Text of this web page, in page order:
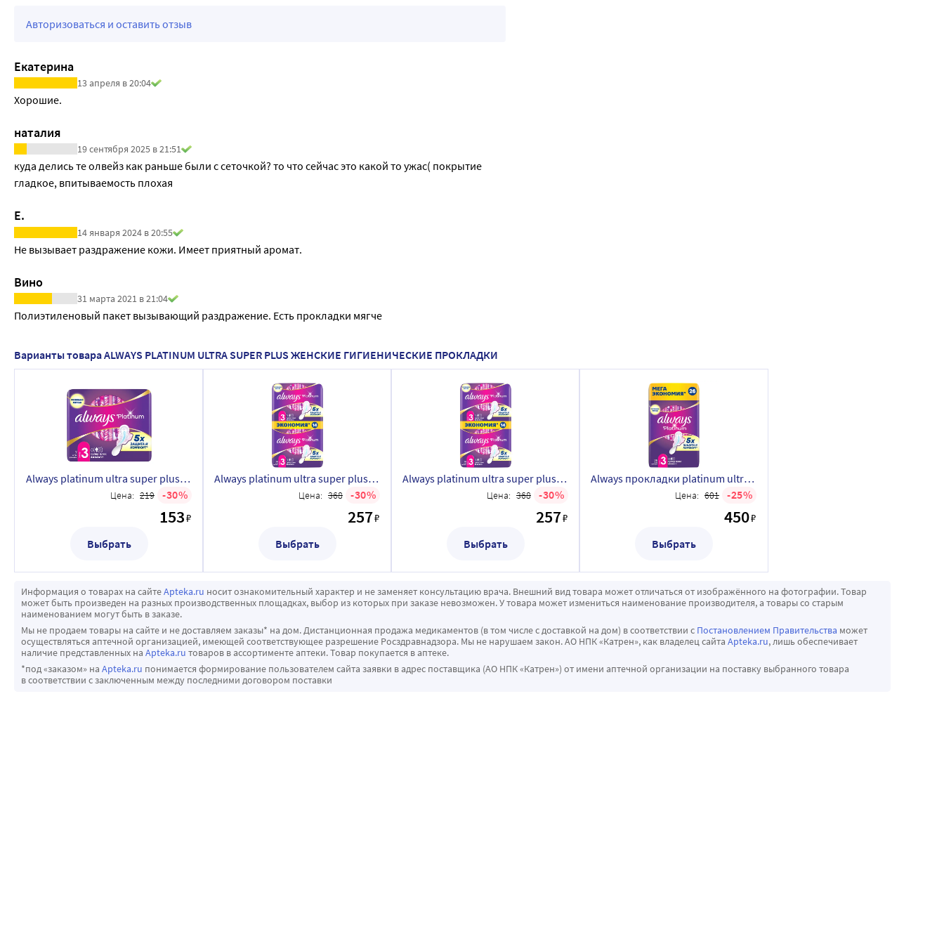
Авторизоваться и оставить отзыв
Екатерина
13 апреля в 20:04
Хорошие.
наталия
19 сентября 2025 в 21:51
куда делись те олвейз как раньше были с сеточкой? то что сейчас это какой то ужас( покрытие
гладкое, впитываемость плохая
Е.
14 января 2024 в 20:55
Не вызывает раздражение кожи. Имеет приятный аромат.
Вино
31 марта 2021 в 21:04
Полиэтиленовый пакет вызывающий раздражение. Есть прокладки мягче
Варианты товара ALWAYS PLATINUM ULTRA SUPER PLUS ЖЕНСКИЕ ГИГИЕНИЧЕСКИЕ ПРОКЛАДКИ
Always platinum ultra super plus женские гигиенические прокладки 7 шт.
Цена: 219 30
153₽
Выбрать
Always platinum ultra super plus женские гигиенические прокладки 14 шт.
Цена: 368 30
257₽
Выбрать
Always platinum ultra super plus женские гигиенические прокладки 14 шт.
Цена: 368 30
257₽
Выбрать
Always прокладки platinum ultra super plus женские гигиенические прокладки 26 шт.
Цена: 601 25
450₽
Выбрать
Информация о товарах на сайтеApteka.ru носит ознакомительный характер и не заменяет консультацию врача. Внешний вид товара может отличаться от изображённого на фотографии. Товар
может быть произведен на разных производственных площадках, выбор из которых при заказе невозможен. У товара может измениться наименование производителя, а товары со старым
наименованием могут быть в заказе.
Мы не продаем товары на сайте и не доставляем заказы* на дом. Дистанционная продажа медикаментов (в том числе с доставкой на дом) в соответствии с Постановлением Правительства может
осуществляться аптечной организацией, имеющей соответствующее разрешение Росздравнадзора. Мы не нарушаем закон. АО НПК «Катрен», как владелец сайта Apteka.ru, лишь обеспечивает
наличие представленных на Apteka.ru товаров в ассортименте аптеки. Товар покупается в аптеке.
*под «заказом» на Apteka.ru понимается формирование пользователем сайта заявки в адрес поставщика (АО НПК «Катрен») от имени аптечной организации на поставку выбранного товара
в соответствии с заключенным между последними договором поставки